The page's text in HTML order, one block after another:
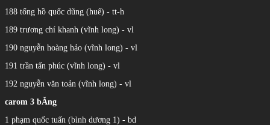
188 tống hồ quốc dũng (huế) - tt-h
189 trương chí khanh (vĩnh long) - vl
190 nguyễn hoàng hảo (vĩnh long) - vl
191 trần tấn phúc (vĩnh long) - vl
192 nguyễn văn toản (vĩnh long) - vl
carom 3 bĂng
1 phạm quốc tuấn (bình dương 1) - bd